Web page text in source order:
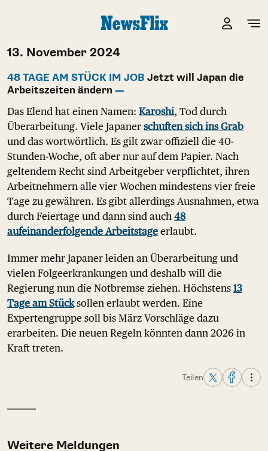
13. November 2024
48 TAGE AM STÜCK IM JOB Jetzt will Japan die
Arbeitszeiten ändern
Das Elend hat einen Namen: Karoshi, Tod durch
Überarbeitung. Viele Japaner schuften sich ins Grab
und das wortwörtlich. Es gilt zwar offiziell die 40-
Stunden-Woche, oft aber nur auf dem Papier. Nach
geltendem Recht sind Arbeitgeber verpflichtet, ihren
Arbeitnehmern alle vier Wochen mindestens vier freie
Tage zu gewähren. Es gibt allerdings Ausnahmen, etwa
durch Feiertage und dann sind auch 48
aufeinanderfolgende Arbeitstage erlaubt.
Immer mehr Japaner leiden an Überarbeitung und
vielen Folgeerkrankungen und deshalb will die
Regierung nun die Notbremse ziehen. Höchstens 13
Tage am Stücksollen erlaubt werden. Eine
Expertengruppe soll bis März Vorschläge dazu
erarbeiten. Die neuen Regeln könnten dann 2026 in
Kraft treten.
Teilen
Weitere Meldungen